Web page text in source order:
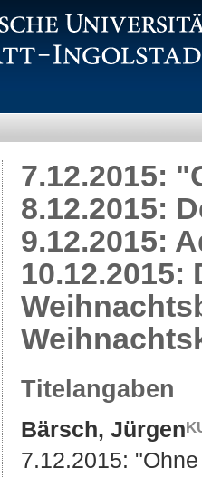
7.12.2015:
8.12.2015:
9.12.2015:
10.12.2015:
Titelangaben
Bärsch, Jürgen
7.12.2015: